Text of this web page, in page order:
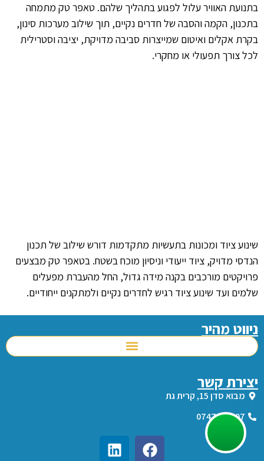
בתנועת האוויר עלול לפגוע בתהליך שלהם. טאפר טק מתמחה
בתכנון, הקמה והסבה של חדרים נקיים, תוך שילוב מערכות סינון,
בקרת אקלים ואיטום שמייצרות סביבה מדויקת, יציבה וסטרילית
לכל צורך תפעולי או מחקרי.
שינוע ציוד ומכונות בתעשיות מתקדמות דורש שילוב של תכנון
הנדסי מדויק, ציוד ייעודי וניסיון מוכח בשטח. בטאפר טק מבצעים
פרויקטים מורכבים בקנה מידה גדול, החל מהעברת מפעלים
שלמים ועד שינוע ציוד רגיש לחדרים נקיים ולמתקנים ייחודיים.
ניווט מהיר
יצירת קשר
מבוא סדן 15, קרית גת
0747100007